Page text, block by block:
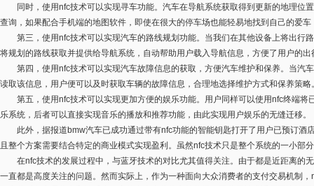
同时，使用nfc技术可以实现寻车功能。汽车在导航系统获取得到更新的地理位
查询，如果配合手机端的地图软件，即使在很大的停车场也能轻易地找到自己的爱
第三，使用nfc技术可以实现汽车的路线规划功能。当我们在其他设备上将出行
将规划的路线获取并提供给导航系统，自动帮助用户载入导航信息，方便了用户的出
第四，使用nfc技术可以实现汽车故障信息的获取，方便汽车维护和保养。当汽
读取该信息，用户便可以及时获取车辆的故障信息，合理地选择维护方式和保养策略
第五，使用nfc技术可以实现更加方便的娱乐功能。用户同样可以使用nfc终端将
乐系统，后者可以直接实现音乐的播放和推荐功能，由此实现用户娱乐的无缝迁移。
此外，据报道bmw汽车已成功通过带有nfc功能的智能钥匙打开了用户已预订酒
且整个方案需要结合特定的商业模式实现盈利。虽然nfc技术只是整个系统的一小
在nfc技术的发展过程中，与蓝牙技术的对比尤其值得关注。由于都是近距离的
一直都是高度关注的问题。然而实际上，作为一种面向大众消费者的支付交易机制